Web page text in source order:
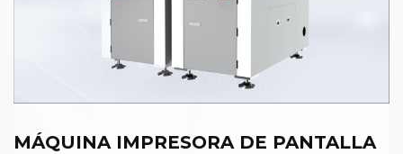
MÁQUINA IMPRESORA DE PANTALLA